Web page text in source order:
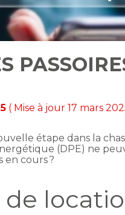
( Mise à jour 17 mars
étape dans la
(DPE) ne
cours ?